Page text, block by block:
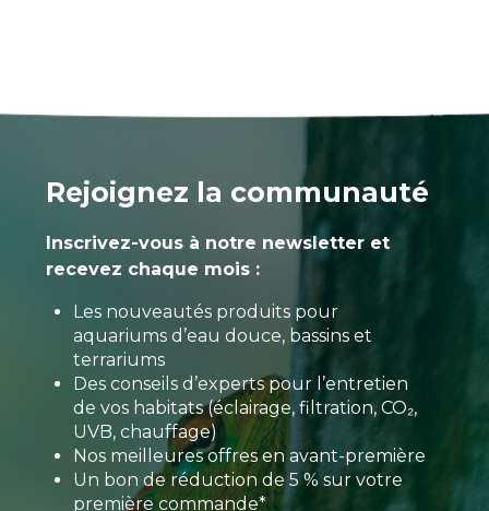
Rejoignez la communauté
Inscrivez-vous à notre newsletter et
recevez chaque mois :
Les nouveautés produits pour
aquariums d’eau douce, bassins et
terrariums
Des conseils d’experts pour l’entretien
de vos habitats (éclairage, filtration, CO₂,
UVB, chauffage)
Nos meilleures offres en avant-première
Un bon de réduction de 5 % sur votre
première commande*